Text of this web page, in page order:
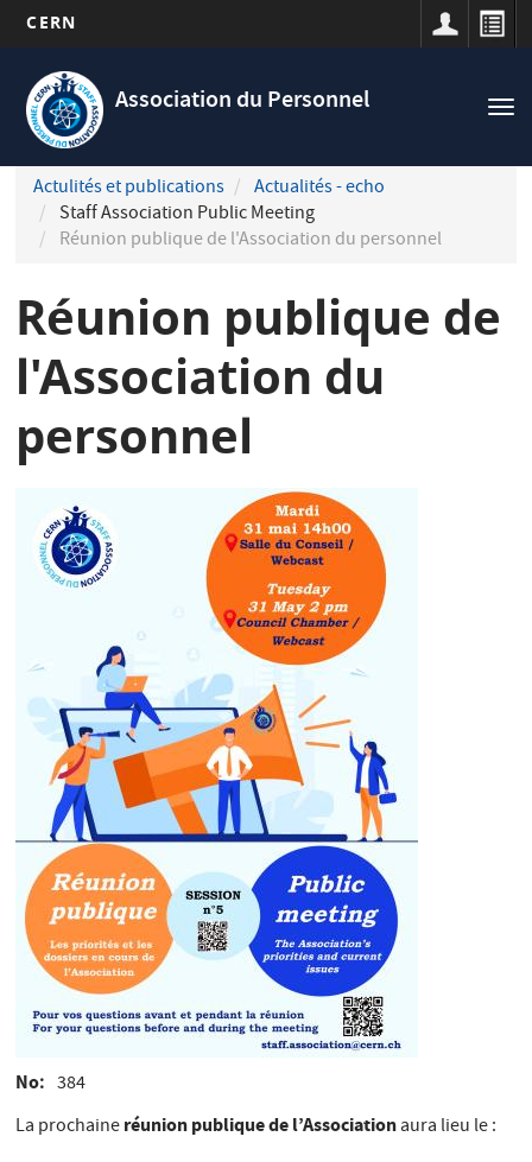
contenu
principal
CERN
Association du Personnel
Navigation
principale
Actulités et publications
Actualités - echo
Staff Association Public Meeting
Réunion publique de l'Association du personnel
Réunion publique de
l'Association du
personnel
No
384
La prochaineréunion publique de l’Associationaura lieu le :